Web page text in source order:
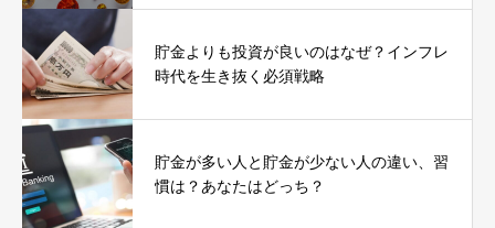
貯金よりも投資が良いのはなぜ？インフレ
時代を生き抜く必須戦略
貯金が多い人と貯金が少ない人の違い、習
慣は？あなたはどっち？